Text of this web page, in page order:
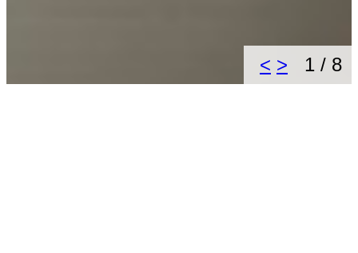
< > 1 / 8